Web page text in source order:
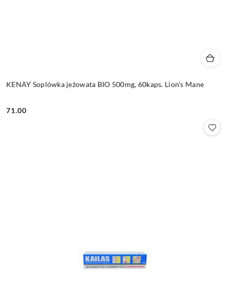
KENAY Soplówka jeżowata BIO 500mg, 60kaps. Lion's Mane
Cena:
71.00